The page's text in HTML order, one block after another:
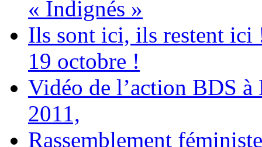
« Indignés »
Ils sont ici, ils restent ici
19 octobre !
Vidéo de l’action BDS
2011,
Rassemblement